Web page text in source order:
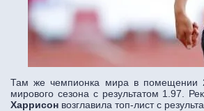
Там же чемпионка мира в помещении
мирового сезона с результатом 1.97.
Харрисон возглавила топ-лист с